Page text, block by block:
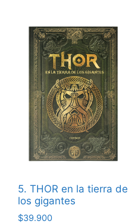
5. THOR en la tierra de
los gigantes
$39.900